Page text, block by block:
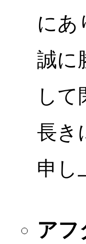
にあ
誠に
して
長き
申し
アフ